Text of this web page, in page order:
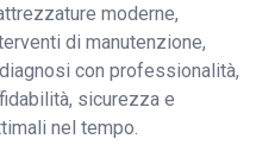
moderne,
di manutenzione,
con professionalità,
sicurezza e
nel tempo.